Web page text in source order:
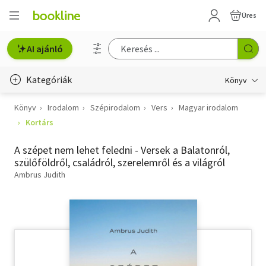
Üres
AI ajánló
Kategóriák Könyv
Életmód, egészség
Gyermek- és ifjúsági
Könyv Irodalom Szépirodalom Vers
Magyar irodalom
Kortárs
A szépet nem lehet feledni - Versek a Balatonról,
szülőföldről, családról, szerelemről és a világról
Ambrus Judith